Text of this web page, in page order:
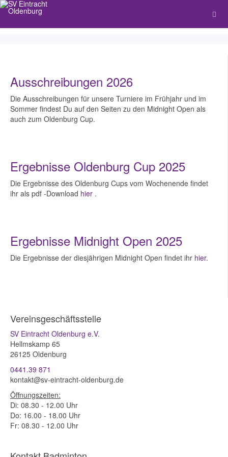
Ausschreibungen 2026
Die Ausschreibungen für unsere Turniere im Frühjahr und im
Sommer findest Du auf den Seiten zu den Midnight Open als
auch zum Oldenburg Cup.
Ergebnisse Oldenburg Cup 2025
Die Ergebnisse des Oldenburg Cups vom Wochenende findet
ihr als pdf -Download hier .
Ergebnisse Midnight Open 2025
Die Ergebnisse der diesjährigen Midnight Open findet ihr hier.
Vereinsgeschäftsstelle
SV Eintracht Oldenburg e.V.
Hellmskamp 65
26125 Oldenburg
0441.39 871
kontakt@sv-eintracht-oldenburg.de
Öffnungszeiten:
Di: 08.30 - 12.00 Uhr
Do: 16.00 - 18.00 Uhr
Fr: 08.30 - 12.00 Uhr